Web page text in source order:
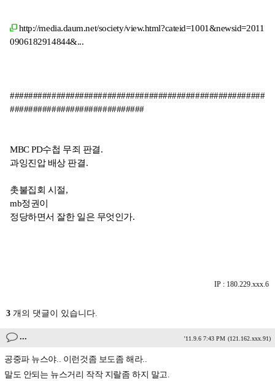
http://media.daum.net/society/view.html?cateid=1001&newsid=2011
0906182914844&...
#######################################################
#############################
MBC PD수첩 무죄 판결.
과잉진압 배상 판결.
촛불집회 시절,
mb정권이
정당하면서 잘한 일은 무엇인가.
IP : 180.229.xxx.6
3 개의 댓글이 있습니다.
... '11.9.6 7:43 PM (121.162.xxx.91)
공중파 뉴스야.. 이런것좀 보도좀 해라..
말도 안되는 뉴스거리 작작 지랄좀 하지 말고.